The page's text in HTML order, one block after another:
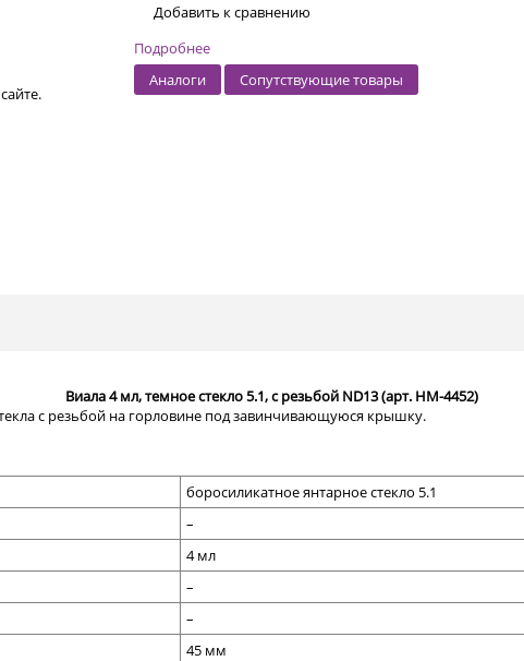
Добавить к сравнению
Подробнее
Аналоги
Сопутствующие товары
Виала 4 мл, темное стекло 5.1, с резьбой ND13 (арт. HM-4452)
с резьбой на горловине под завинчивающуюся крышку.
боросиликатное янтарное стекло 5.1
–
4мл
–
–
45 мм